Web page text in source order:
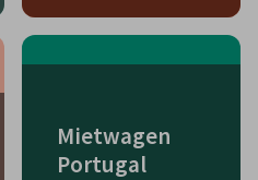
Mietwagen
Portugal